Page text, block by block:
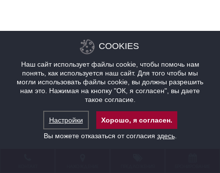
COOKIES
Наш сайт использует файлы cookie, чтобы помочь нам
понять, как используется наш сайт. Для того чтобы мы
могли использовать файлы cookie, вы должны разрешить
нам это. Нажимая на кнопку "ОК, я согласен", вы даете
такое согласие.
Настройки
Хорошо, я согласен.
Вы можете отказаться от согласия здесь.